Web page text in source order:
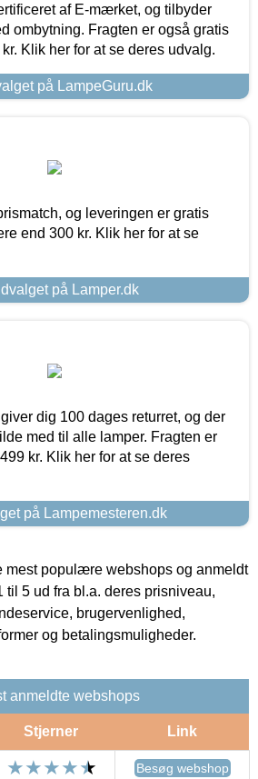
af E-mærket, og tilbyder
ombytning. Fragten er også gratis
Klik her for at se deres udvalg.
på LampeGuru.dk
og leveringen er gratis
end 300 kr. Klik her for at se
på Lamper.dk
dig 100 dages returret, og der
med til alle lamper. Fragten er
kr. Klik her for at se deres
på Lampemesteren.dk
mest populære webshops og anmeldt
til 5 ud fra bl.a. deres prisniveau,
brugervenlighed,
og betalingsmuligheder.
anmeldte webshops
Stjerner Link
Besøg webshop